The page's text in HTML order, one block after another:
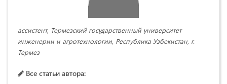
ассистент, Термезский государственный университет
инженерии и агротехнологии, Республика Узбекистан, г.
Термез
Все статьи автора: